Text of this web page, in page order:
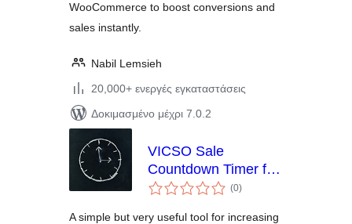
WooCommerce to boost conversions and
sales instantly.
Nabil Lemsieh
20,000+ ενεργές εγκαταστάσεις
Δοκιμασμένο μέχρι 7.0.2
VICSO Sale
Countdown Timer for
WooCommerce
(0αξιολογήσεις
σύνολο
)
A simple but very useful tool for increasing